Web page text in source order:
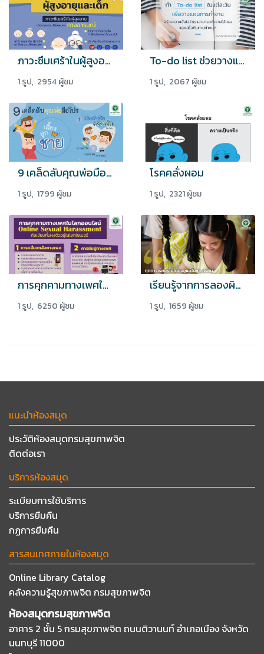
ภาวะซึมเศร้าในผู้สูงอายุและเด็ก
1 รูป, 2954 ผู้ชม
To-do list ช่วยวางแผนการทำงาน ครบ จบทันตามกำหนด
1 รูป, 2067 ผู้ชม
9 เคล็ดลับคุณพ่อมือโปรเลี้ยงลูกชาย
1 รูป, 1799 ผู้ชม
โรคคลั่งผอม
1 รูป, 2321 ผู้ชม
การคุกคามทางเพศในโลกออนไลน์ หรือ Online Sexual Harassment ภัยเงียบที่แฝงตัวอยู่ในโลกไซเบอร์
1 รูป, 6250 ผู้ชม
เรียนรู้จากการลองผิดลองถูก ช่วยเสริมสร้างประสบการณ์ชีวิต
1 รูป, 1659 ผู้ชม
แนะนำห้องสมุด
ประวัติห้องสมุดกรมสุขภาพจิต
ติดต่อเรา
บริการห้องสมุด
ระเบียบการใช้บริการ
บริการยืมคืน
กฏการยืมคืน
สารสนเทศภายในห้องสมุด
Online Library Catalog
คลังความรู้สุขภาพจิต กรมสุขภาพจิต
ห้องสมุดกรมสุขภาพจิต
อาคาร 2 ชั้น 5 กรมสุขภาพจิต ถนนติวานนท์ อำเภอเมือง จังหวัด
นนทบุรี 11000